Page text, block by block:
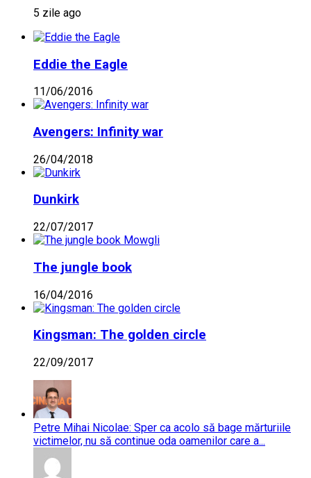
5 zile ago
Eddie the Eagle
11/06/2016
Avengers: Infinity war
26/04/2018
Dunkirk
22/07/2017
The jungle book
16/04/2016
Kingsman: The golden circle
22/09/2017
Petre Mihai Nicolae: Sper ca acolo să bage mărturiile
victimelor, nu să continue oda oamenilor care a...